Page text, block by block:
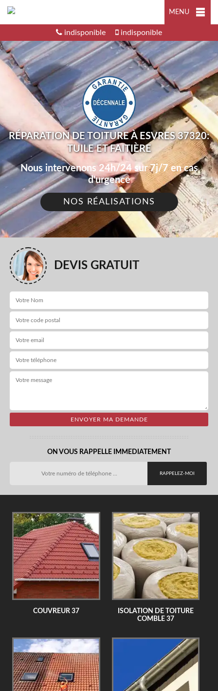
MENU
indisponible indisponible
RÉPARATION DE TOITURE À ESVRES 37320:
TUILE ET FAITIÈRE
Nous intervenons 24h/24 sur 7j/7 en cas
d'urgence
NOS RÉALISATIONS
DEVIS GRATUIT
ON VOUS RAPPELLE IMMEDIATEMENT
COUVREUR 37
ISOLATION DE TOITURE
COMBLE 37